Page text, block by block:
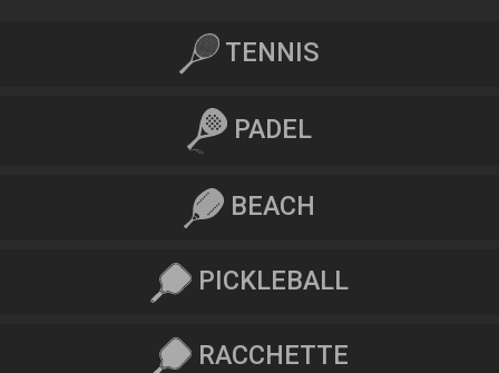
TENNIS
PADEL
BEACH
PICKLEBALL
RACCHETTE